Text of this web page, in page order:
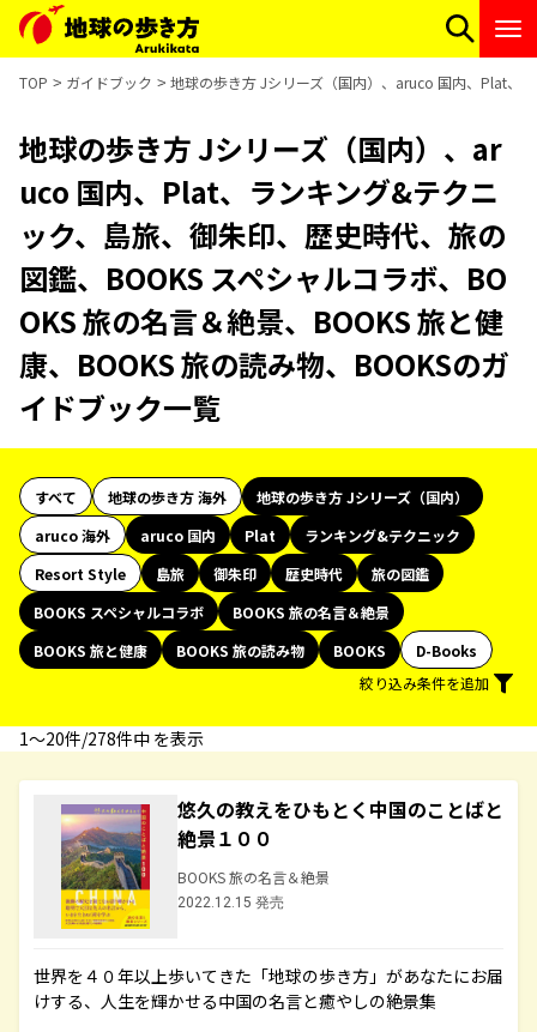
TOP ガイドブック 地球の歩き方 Jシリーズ（国内）、aruco 国内、Plat、
地球の歩き方 Jシリーズ（国内）、ar
uco 国内、Plat、ランキング&テクニ
ック、島旅、御朱印、歴史時代、旅の
図鑑、BOOKS スペシャルコラボ、BO
OKS 旅の名言＆絶景、BOOKS 旅と健
康、BOOKS 旅の読み物、BOOKSのガ
イドブック一覧
すべて 地球の歩き方 海外
地球の歩き方 Jシリーズ（国内）
aruco 海外
aruco 国内 Plat
ランキング&テクニック
Resort Style
島旅 御朱印 歴史時代
旅の図鑑
BOOKS スペシャルコラボ
BOOKS 旅の名言＆絶景
BOOKS 旅と健康
BOOKS 旅の読み物 BOOKS
D-Books
絞り込み条件を追加
1〜20件/278件中 を表示
悠久の教えをひもとく中国のことばと
絶景１００
BOOKS 旅の名言＆絶景
2022.12.15 発売
世界を４０年以上歩いてきた「地球の歩き方」があなたにお届
けする、人生を輝かせる中国の名言と癒やしの絶景集